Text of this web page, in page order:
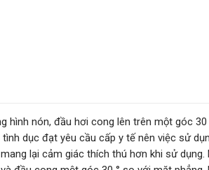
nón, đầu hơi cong lên trên một góc
dục đạt yêu cầu cấp y tế nên việc sử
lại cảm giác thích thú hơn khi sử